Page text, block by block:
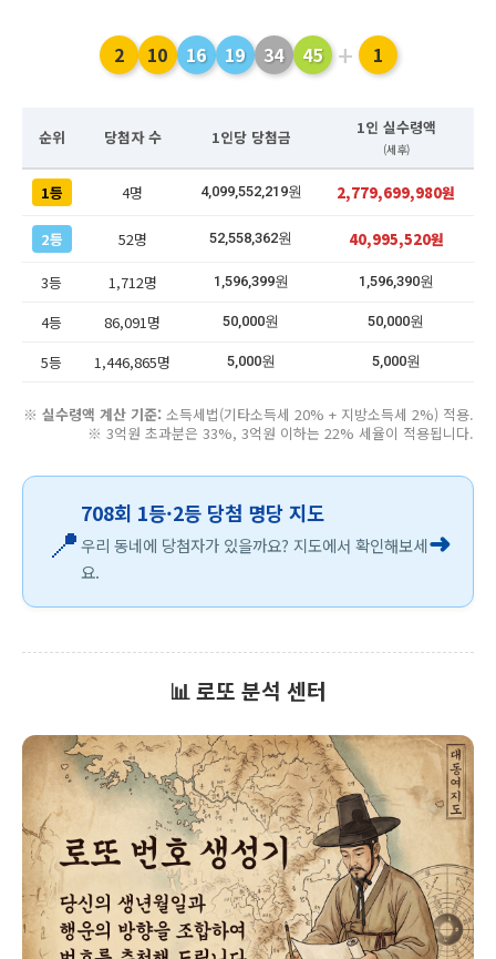
2 10 16 19 34 45 + 1
순위 당첨자 수 1인당 당첨금 1인 실수령액
(세후)
1등 4명 4,099,552,219원 2,779,699,980원
2등 52명 52,558,362원 40,995,520원
3등 1,712명 1,596,399원 1,596,390원
4등 86,091명 50,000원 50,000원
5등 1,446,865명 5,000원 5,000원
※ 실수령액 계산 기준: 소득세법(기타소득세 20% + 지방소득세 2%) 적용.
※ 3억원 초과분은 33%, 3억원 이하는 22% 세율이 적용됩니다.
📍
708회 1등·2등 당첨 명당 지도
우리 동네에 당첨자가 있을까요? 지도에서 확인해보세
요.
➜
📊 로또 분석 센터